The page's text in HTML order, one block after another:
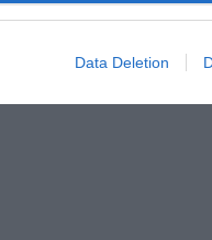
Data Deletion